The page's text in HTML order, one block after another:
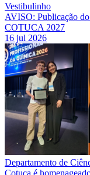
Vestibulinho
AVISO: Publicação
COTUCA 2027
16 jul 2026
Departamento de
Cotuca é